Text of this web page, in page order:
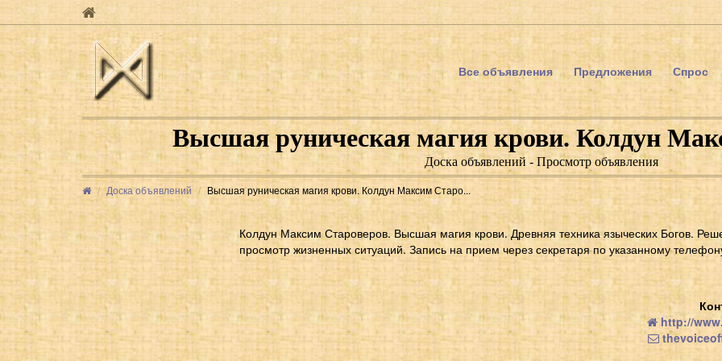
Все объявления Предложения Спрос
Высшая руническая магия крови. Колдун
Доска объявлений - Просмотр объявления
Доска объявлений Высшая руническая магия крови. Колдун Максим Старо...
Колдун Максим Староверов. Высшая магия крови. Древняя техника языческих Богов.
просмотр жизненных ситуаций. Запись на прием через секретаря по указанному
http://